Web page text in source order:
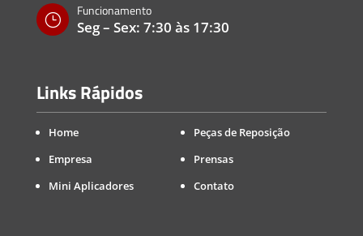
}
Funcionamento
Seg – Sex: 7:30 às 17:30
Links Rápidos
Home
Empresa
Mini Aplicadores
Peças de Reposição
Prensas
Contato